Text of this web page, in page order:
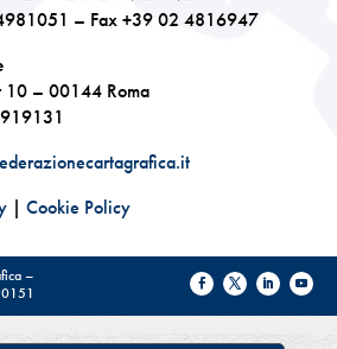
– Fax +39 02 4816947
10 – 00144 Roma
| Cookie Policy
–